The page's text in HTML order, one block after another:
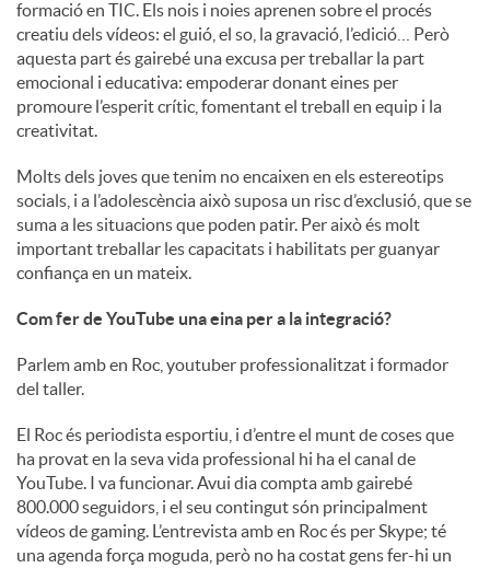
formació en TIC. Els nois i noies aprenen sobre el procés
creatiu dels vídeos: el guió, el so, la gravació, l’edició… Però
aquesta part és gairebé una excusa per treballar la part
emocional i educativa: empoderar donant eines per
promoure l’esperit crític, fomentant el treball en equip i la
creativitat.
Molts dels joves que tenim no encaixen en els estereotips
socials, i a l’adolescència això suposa un risc d’exclusió, que se
suma a les situacions que poden patir. Per això és molt
important treballar les capacitats i habilitats per guanyar
confiança en un mateix.
Com fer de YouTube una eina per a la integració?
Parlem amb en Roc, youtuber professionalitzat i formador
del taller.
El Roc és periodista esportiu, i d’entre el munt de coses que
ha provat en la seva vida professional hi ha el canal de
YouTube. I va funcionar. Avui dia compta amb gairebé
800.000 seguidors, i el seu contingut són principalment
vídeos de gaming. L’entrevista amb en Roc és per Skype; té
una agenda força moguda, però no ha costat gens fer-hi un